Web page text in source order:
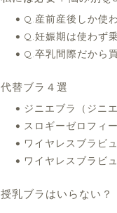
Q.産前産後しか使
Q.妊娠期は使わず
Q.卒乳間際だから
代替ブラ４選
ジニエブラ（ジニエ
スロギーゼロフィ
ワイヤレスブラビ
ワイヤレスブラビ
授乳ブラはいらない？